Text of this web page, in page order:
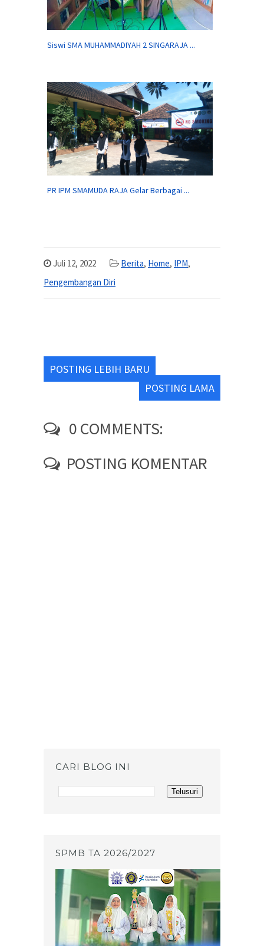
Siswi SMA MUHAMMADIYAH 2 SINGARAJA ...
PR IPM SMAMUDA RAJA Gelar Berbagai ...
Juli 12, 2022 Berita, Home, IPM,
Pengembangan Diri
POSTING LEBIH BARU
POSTING LAMA
0 COMMENTS:
POSTING KOMENTAR
CARI BLOG INI
SPMB TA 2026/2027